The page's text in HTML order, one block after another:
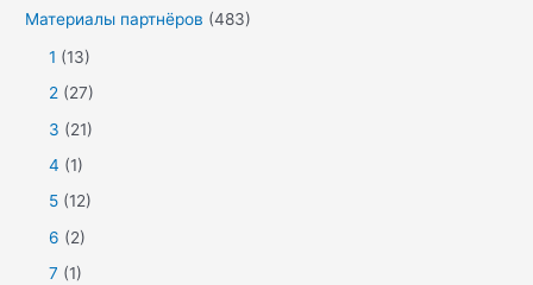
Материалы партнёров (483)
1 (13)
2 (27)
3 (21)
4 (1)
5 (12)
6 (2)
7 (1)